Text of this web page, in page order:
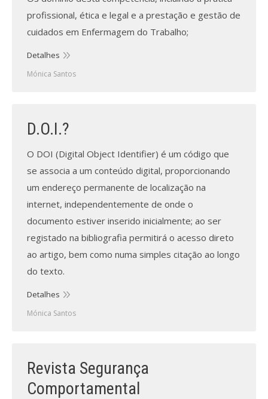
profissional, ética e legal e a prestação e gestão de
cuidados em Enfermagem do Trabalho;
Detalhes
Mónica Santos
D.O.I.?
O DOI (Digital Object Identifier) é um código que
se associa a um conteúdo digital, proporcionando
um endereço permanente de localização na
internet, independentemente de onde o
documento estiver inserido inicialmente; ao ser
registado na bibliografia permitirá o acesso direto
ao artigo, bem como numa simples citação ao longo
do texto.
Detalhes
Mónica Santos
Revista Segurança
Comportamental